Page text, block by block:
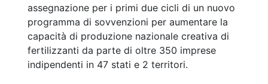
assegnazione per i primi due cicli di un nuovo
programma di sovvenzioni per aumentare la
capacità di produzione nazionale creativa di
fertilizzanti da parte di oltre 350 imprese
indipendenti in 47 stati e 2 territori.